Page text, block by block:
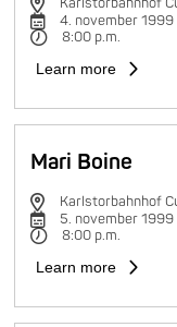
4. november 1999
8:00 p.m.
Learn more
Mari Boine
Karlstorbahnhof
5. november 1999
8:00 p.m.
Learn more